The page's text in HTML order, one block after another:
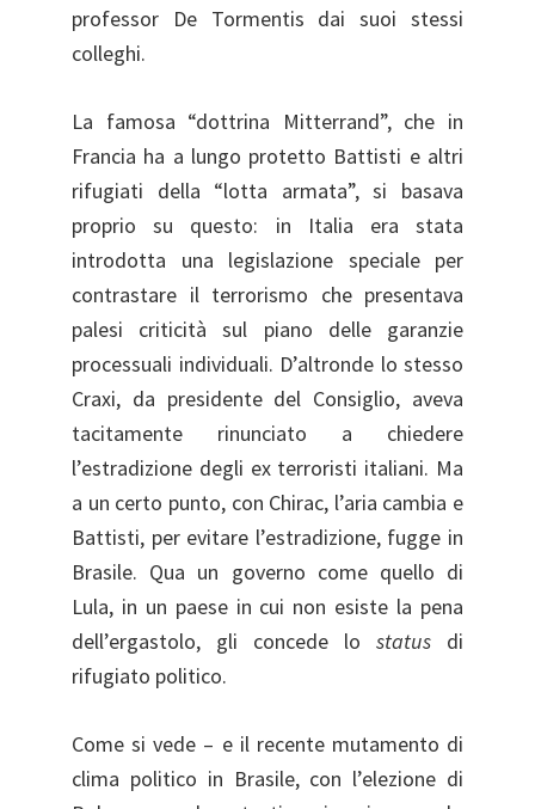
professor De Tormentis dai suoi stessi
colleghi.
La famosa “dottrina Mitterrand”, che in
Francia ha a lungo protetto Battisti e altri
rifugiati della “lotta armata”, si basava
proprio su questo: in Italia era stata
introdotta una legislazione speciale per
contrastare il terrorismo che presentava
palesi criticità sul piano delle garanzie
processuali individuali. D’altronde lo stesso
Craxi, da presidente del Consiglio, aveva
tacitamente rinunciato a chiedere
l’estradizione degli ex terroristi italiani. Ma
a un certo punto, con Chirac, l’aria cambia e
Battisti, per evitare l’estradizione, fugge in
Brasile. Qua un governo come quello di
Lula, in un paese in cui non esiste la pena
dell’ergastolo, gli concede lo status di
rifugiato politico.
Come si vede – e il recente mutamento di
clima politico in Brasile, con l’elezione di